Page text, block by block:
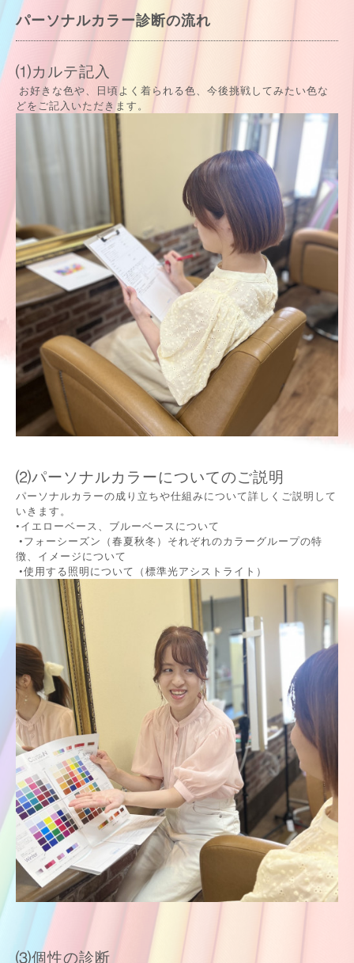
パーソナルカラー診断の流れ
⑴カルテ記入
お好きな色や、日頃よく着られる色、今後挑戦してみたい色な
どをご記入いただきます。
⑵パーソナルカラーについてのご説明
パーソナルカラーの成り立ちや仕組みについて詳しくご説明して
いきます。
•イエローベース、ブルーベースについて
•フォーシーズン（春夏秋冬）それぞれのカラーグループの特
徴、イメージについて
•使用する照明について（標準光アシストライト）
⑶個性の診断